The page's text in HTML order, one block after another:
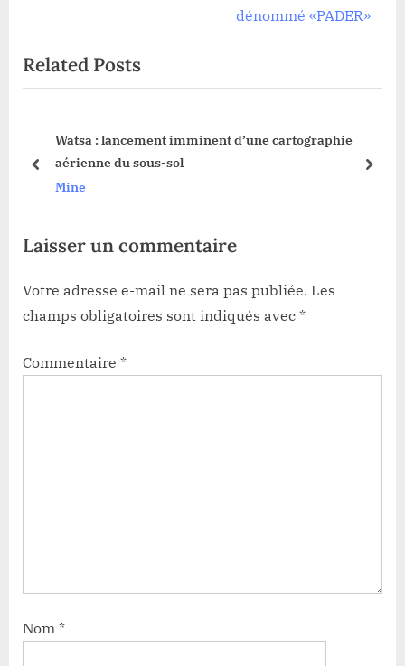
s
P
t
P
o
dénommé «PADER»
Related Posts
Watsa : lancement imminent d’une cartographie
aérienne du sous-sol
Mine
prev next
Laisser un commentaire
Votre adresse e-mail ne sera pas publiée. Les
champs obligatoires sont indiqués avec *
Commentaire *
Nom *